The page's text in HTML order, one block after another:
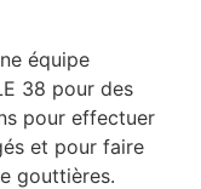
équipe
38 pour des
pour effectuer
et pour faire
gouttières.